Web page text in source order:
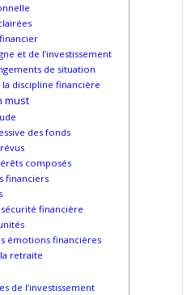
et de l’investissement
de situation
discipline financière
must
des fonds
composés
financiers
financière
émotions financières
retraite
de l’investissement